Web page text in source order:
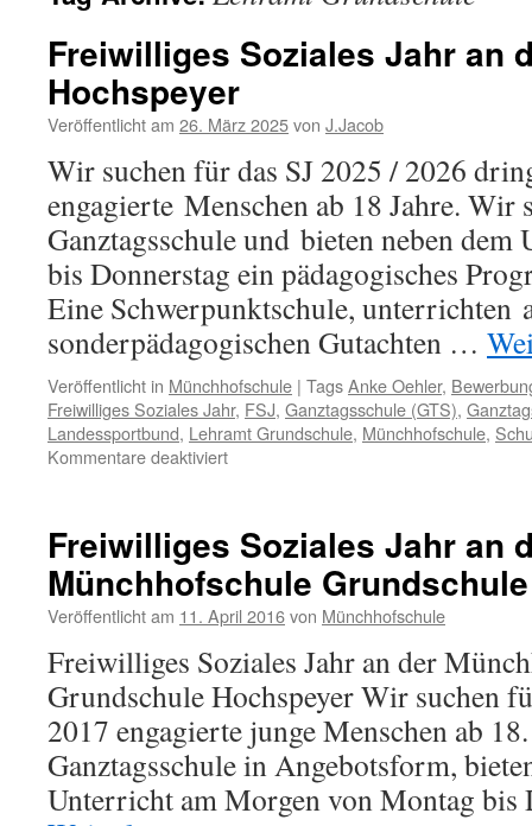
Freiwilliges Soziales Jahr an
Hochspeyer
Veröffentlicht am 26. März 2025von J.Jacob
Wir suchen für das SJ 2025 / 2026
engagierte Menschen ab 18 Jahre. Wir
Ganztagsschule und bieten neben
bis Donnerstag ein pädagogisches
Eine Schwerpunktschule, unterrichten
sonderpädagogischen Gutachten …
Veröffentlicht in Münchhofschule | TagsAnke Oehler,
Freiwilliges Soziales Jahr, FSJ, Ganztagsschule (GTS),
Landessportbund, Lehramt Grundschule, Münchhofschule,
Kommentare deaktiviertfür
an
der
Grundschule
Hochspeyer
Freiwilliges Soziales Jahr an
Münchhofschule
Veröffentlicht am 11. April 2016von Münchhofschule
Freiwilliges Soziales Jahr an der
Grundschule Hochspeyer Wir suchen
2017 engagierte junge Menschen ab
Ganztagsschule in Angebotsform,
Unterricht am Morgen von Montag